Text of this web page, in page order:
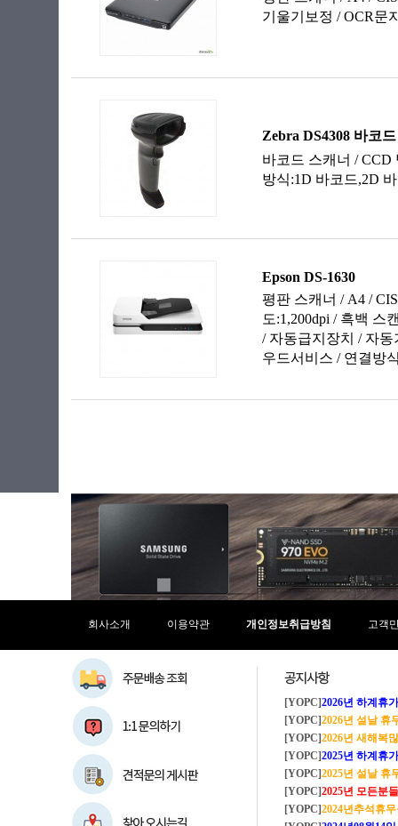
회사소개 이용약관 개인정보취급방침 고객
[YOPC]2026년 하계휴가 8/1~8/4
[YOPC]2026년 설날 휴
[YOPC]2026년 새해복많
[YOPC]2025년 하계휴가 8/2~8/5
[YOPC]2025년 설날 휴
[YOPC]2025년 모든분들 새해복
[YOPC]2024년추석휴